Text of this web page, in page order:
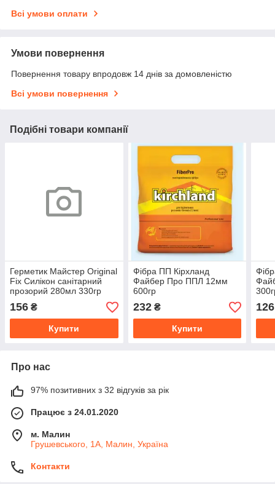
Всі умови оплати
Умови повернення
Повернення товару впродовж 14 днів за домовленістю
Всі умови повернення
Подібні товари компанії
Герметик Майстер Original
Fix Силікон санітарний
прозорий 280мл 330гр
156 ₴
Купити
Фібра ПП Кірхланд
Файбер Про ППЛ 12мм
600гр
232₴
Купити
Про нас
97% позитивних з 32 відгуків за рік
Працює з 24.01.2020
м. Малин
Грушевського, 1А, Малин, Україна
Контакти